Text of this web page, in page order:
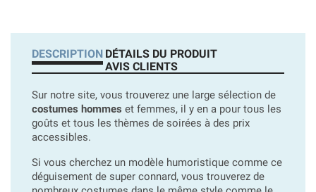
DESCRIPTION DÉTAILS DU PRODUIT
AVIS CLIENTS
Sur notre site, vous trouverez une large sélection de
costumes hommes et femmes, il y en a pour tous les
goûts et tous les thèmes de soirées à des prix
accessibles.
Si vous cherchez un modèle humoristique comme ce
déguisement de super connard, vous trouverez de